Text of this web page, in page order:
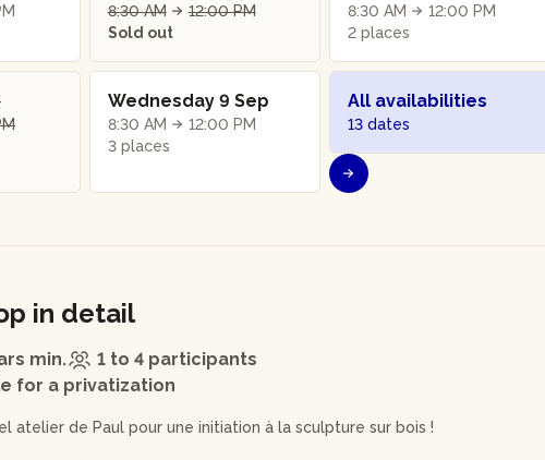
8:30 AM
12:00 PM
Sold out
8:30 AM
12:00 PM
2 places
Wednesday 9 Sep
8:30 AM
12:00 PM
3 places
All availabilities
13 dates
in detail
min.
1 to 4 participants
for a privatization
atelier de Paul pour une initiation à la sculpture sur bois !